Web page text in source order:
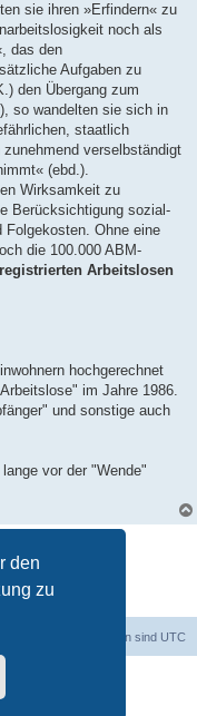
den
zu
sie ihren »Erfindern« zu
noch als
das den
Aufgaben zu
den Übergang zum
so wandelten sie sich in
staatlich
verselbständigt
(ebd.).
Wirksamkeit zu
Berücksichtigung sozial-
Ohne eine
die 100.000 ABM-
Arbeitslosen
hochgerechnet
im Jahre 1986.
und sonstige auch
vor der "Wende"
1
Alle Zeiten sind UTC
phpBB Limited
phpBB.de